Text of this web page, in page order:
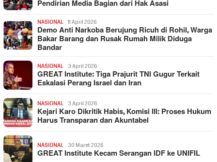
Pendirian Media Bagian dari Hak Asasi
NASIONAL 11 April 2026
Demo Anti Narkoba Berujung Ricuh di Rohil, Warga
Bakar Barang dan Rusak Rumah Milik Diduga
Bandar
NASIONAL 3 April 2026
GREAT Institute: Tiga Prajurit TNI Gugur Terkait
Eskalasi Perang Israel dan Iran
NASIONAL 3 April 2026
Kejari Karo Dikritik Habis, Komisi III: Proses Hukum
Harus Transparan dan Akuntabel
NASIONAL 30 Maret 2026
GREAT Institute Kecam Serangan IDF ke UNIFIL